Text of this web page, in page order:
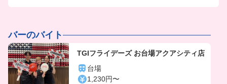
バーのバイト
TGIフライデーズ お台場アクアシティ店
台場
1,230円〜